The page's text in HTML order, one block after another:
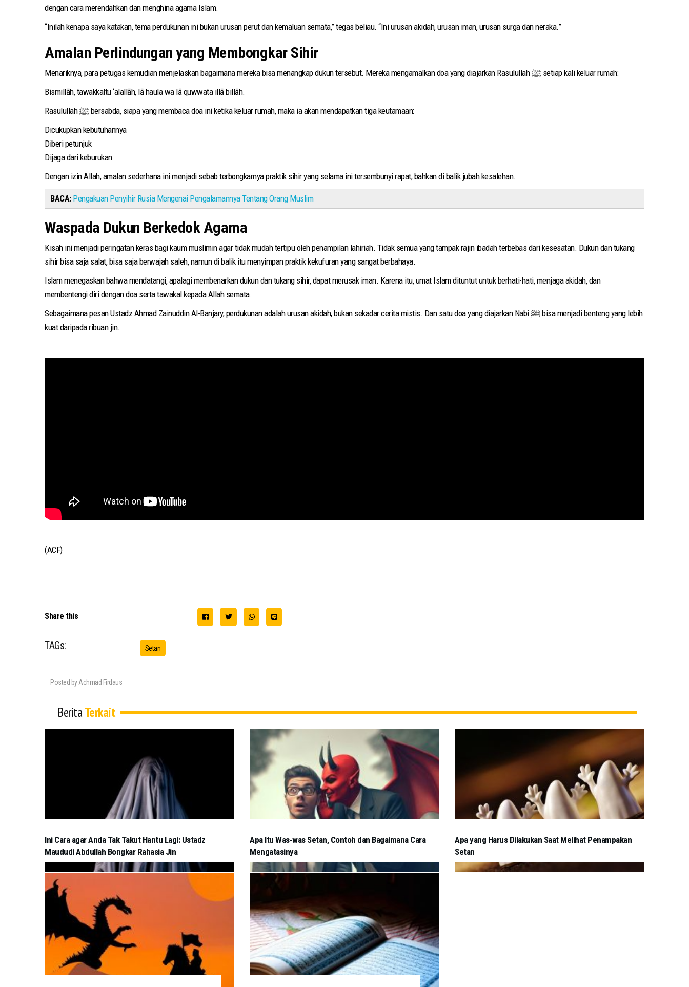
dengan cara merendahkan dan menghina agama Islam.
“Inilah kenapa saya katakan, tema perdukunan ini bukan urusan perut dan kemaluan semata,” tegas beliau. “Ini urusan akidah, urusan iman, urusan surga dan neraka.”
Amalan Perlindungan yang Membongkar Sihir
Menariknya, para petugas kemudian menjelaskan bagaimana mereka bisa menangkap dukun tersebut. Mereka mengamalkan doa yang diajarkan Rasulullah ﷺ setiap kali keluar rumah:
Bismillāh, tawakkaltu ‘alallāh, lā haula wa lā quwwata illā billāh.
Rasulullah ﷺ bersabda, siapa yang membaca doa ini ketika keluar rumah, maka ia akan mendapatkan tiga keutamaan:
Dicukupkan kebutuhannya
Diberi petunjuk
Dijaga dari keburukan
Dengan izin Allah, amalan sederhana ini menjadi sebab terbongkarnya praktik sihir yang selama ini tersembunyi rapat, bahkan di balik jubah kesalehan.
BACA: Pengakuan Penyihir Rusia Mengenai Pengalamannya Tentang Orang Muslim
Waspada Dukun Berkedok Agama
Kisah ini menjadi peringatan keras bagi kaum muslimin agar tidak mudah tertipu oleh penampilan lahiriah. Tidak semua yang tampak rajin ibadah terbebas dari kesesatan. Dukun dan tukang
sihir bisa saja salat, bisa saja berwajah saleh, namun di balik itu menyimpan praktik kekufuran yang sangat berbahaya.
Islam menegaskan bahwa mendatangi, apalagi membenarkan dukun dan tukang sihir, dapat merusak iman. Karena itu, umat Islam dituntut untuk berhati-hati, menjaga akidah, dan
membentengi diri dengan doa serta tawakal kepada Allah semata.
Sebagaimana pesan Ustadz Ahmad Zainuddin Al-Banjary, perdukunan adalah urusan akidah, bukan sekadar cerita mistis. Dan satu doa yang diajarkan Nabi ﷺ bisa menjadi benteng yang lebih
kuat daripada ribuan jin.
(ACF)
Share this
TAGs: Setan
Posted by Achmad Firdaus
BeritaTerkait
Ini Cara agar Anda Tak Takut Hantu Lagi: Ustadz
Maududi Abdullah Bongkar Rahasia Jin
Apa Itu Was-was Setan, Contoh dan Bagaimana Cara
Mengatasinya
Apa yang Harus Dilakukan Saat Melihat Penampakan
Setan